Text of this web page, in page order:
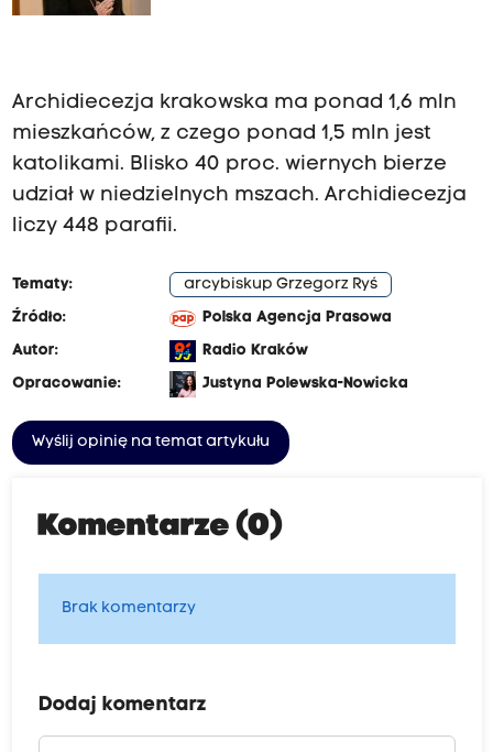
Archidiecezja krakowska ma ponad 1,6 mln
mieszkańców, z czego ponad 1,5 mln jest
katolikami. Blisko 40 proc. wiernych bierze
udział w niedzielnych mszach. Archidiecezja
liczy 448 parafii.
Tematy:
arcybiskup Grzegorz Ryś
Źródło:
Polska Agencja Prasowa
Autor:
Radio Kraków
Opracowanie:
Justyna Polewska-Nowicka
Wyślij opinię na temat artykułu
Komentarze (0)
Brak komentarzy
Dodaj komentarz